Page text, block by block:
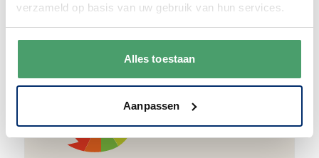
verzameld op basis van uw gebruik van hun services.
Alles toestaan
Aanpassen
Goede waardering
We krijgen een goede waardering van Onze
klanten. 9+ gemiddeld.